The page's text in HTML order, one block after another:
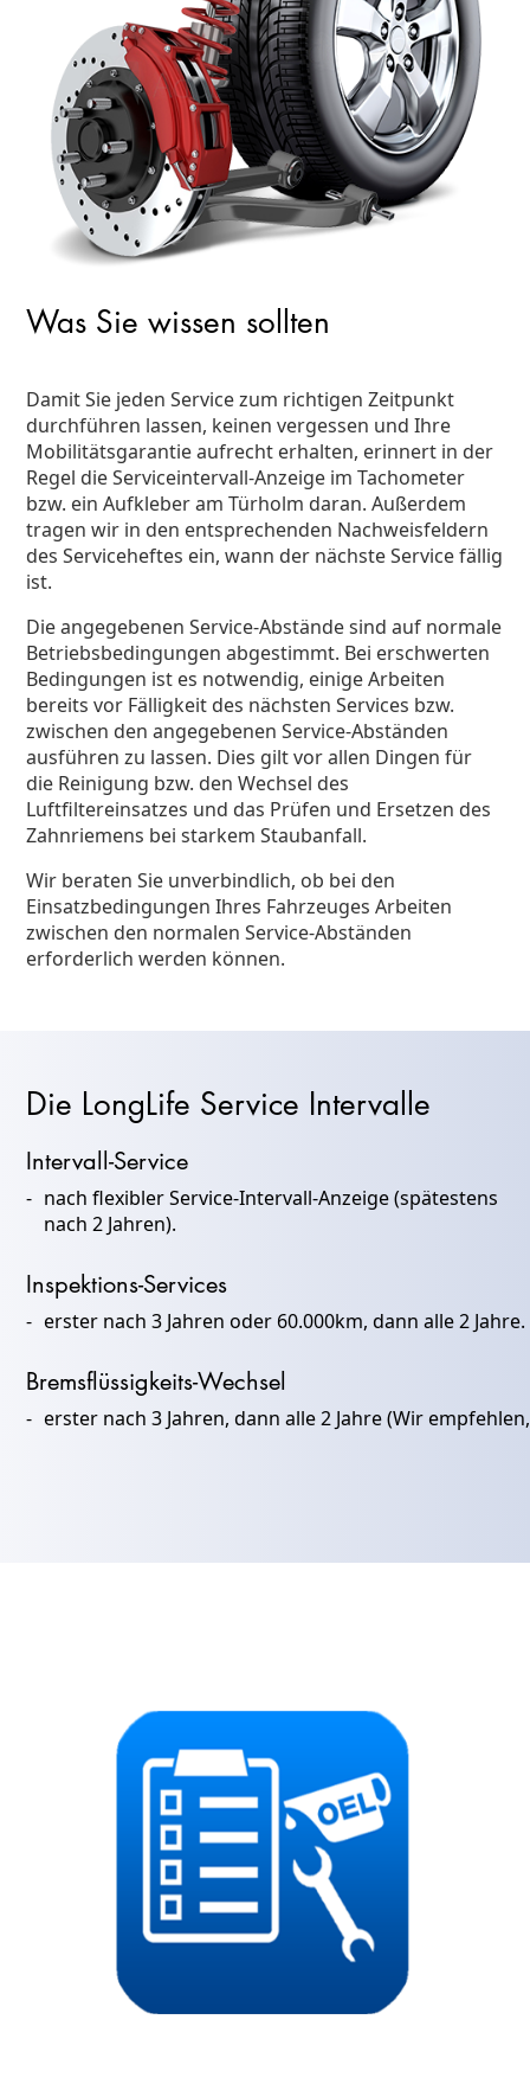
Was Sie wissen sollten
Damit Sie jeden Service zum richtigen Zeitpunkt
durchführen lassen, keinen vergessen und Ihre
Mobilitätsgarantie aufrecht erhalten, erinnert in der
Regel die Serviceintervall-Anzeige im Tachometer
bzw. ein Aufkleber am Türholm daran. Außerdem
tragen wir in den entsprechenden Nachweisfeldern
des Serviceheftes ein, wann der nächste Service fällig
ist.
Die angegebenen Service-Abstände sind auf normale
Betriebsbedingungen abgestimmt. Bei erschwerten
Bedingungen ist es notwendig, einige Arbeiten
bereits vor Fälligkeit des nächsten Services bzw.
zwischen den angegebenen Service-Abständen
ausführen zu lassen. Dies gilt vor allen Dingen für
die Reinigung bzw. den Wechsel des
Luftfiltereinsatzes und das Prüfen und Ersetzen des
Zahnriemens bei starkem Staubanfall.
Wir beraten Sie unverbindlich, ob bei den
Einsatzbedingungen Ihres Fahrzeuges Arbeiten
zwischen den normalen Service-Abständen
erforderlich werden können.
Die LongLife Service Intervalle
Intervall-Service
nach flexibler Service-Intervall-Anzeige (spätestens
nach 2 Jahren).
Inspektions-Services
erster nach 3 Jahren oder 60.000km, dann alle 2 Jahre.
Bremsflüssigkeits-Wechsel
erster nach 3 Jahren, dann alle 2 Jahre (Wir